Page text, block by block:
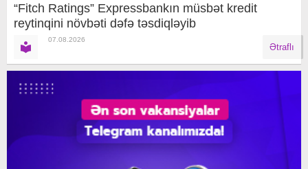
“Fitch Ratings” Expressbankın müsbət kredit
reytinqini növbəti dəfə təsdiqləyib
07.08.2026
Ətraflı